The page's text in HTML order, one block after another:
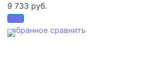
избранное сравнить
9 733 руб.